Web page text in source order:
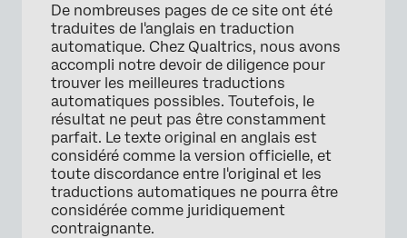
De nombreuses pages de ce site ont été
traduites de l'anglais en traduction
automatique. Chez Qualtrics, nous avons
accompli notre devoir de diligence pour
trouver les meilleures traductions
automatiques possibles. Toutefois, le
résultat ne peut pas être constamment
parfait. Le texte original en anglais est
considéré comme la version officielle, et
toute discordance entre l'original et les
traductions automatiques ne pourra être
considérée comme juridiquement
contraignante.